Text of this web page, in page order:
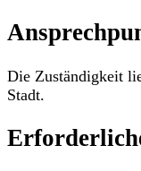
Die Zuständigkeit
Stadt.